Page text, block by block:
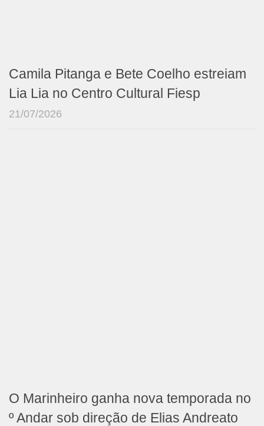
Camila Pitanga e Bete Coelho estreiam
Lia Lia no Centro Cultural Fiesp
21/07/2026
O Marinheiro ganha nova temporada no
º Andar sob direção de Elias Andreato